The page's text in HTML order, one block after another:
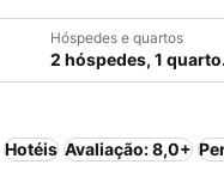
Hóspedes e quartos
2 hóspedes, 1 quarto.
Hotéis Avaliação: 8,0+